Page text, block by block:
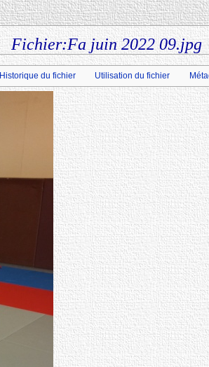
Fichier:Fa juin 2022 09.jpg
Historique du fichier Utilisation du fichier